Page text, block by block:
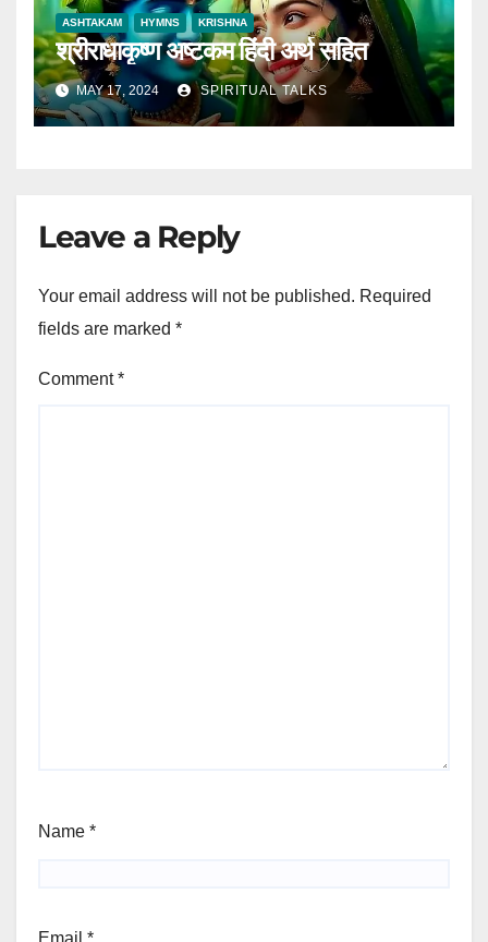
ASHTAKAM HYMNS KRISHNA
श्रीराधाकृष्ण अष्टकम हिंदी अर्थ सहित
MAY 17, 2024 SPIRITUAL TALKS
Leave a Reply
Your email address will not be published. Required
fields are marked *
Comment*
Name *
Email *